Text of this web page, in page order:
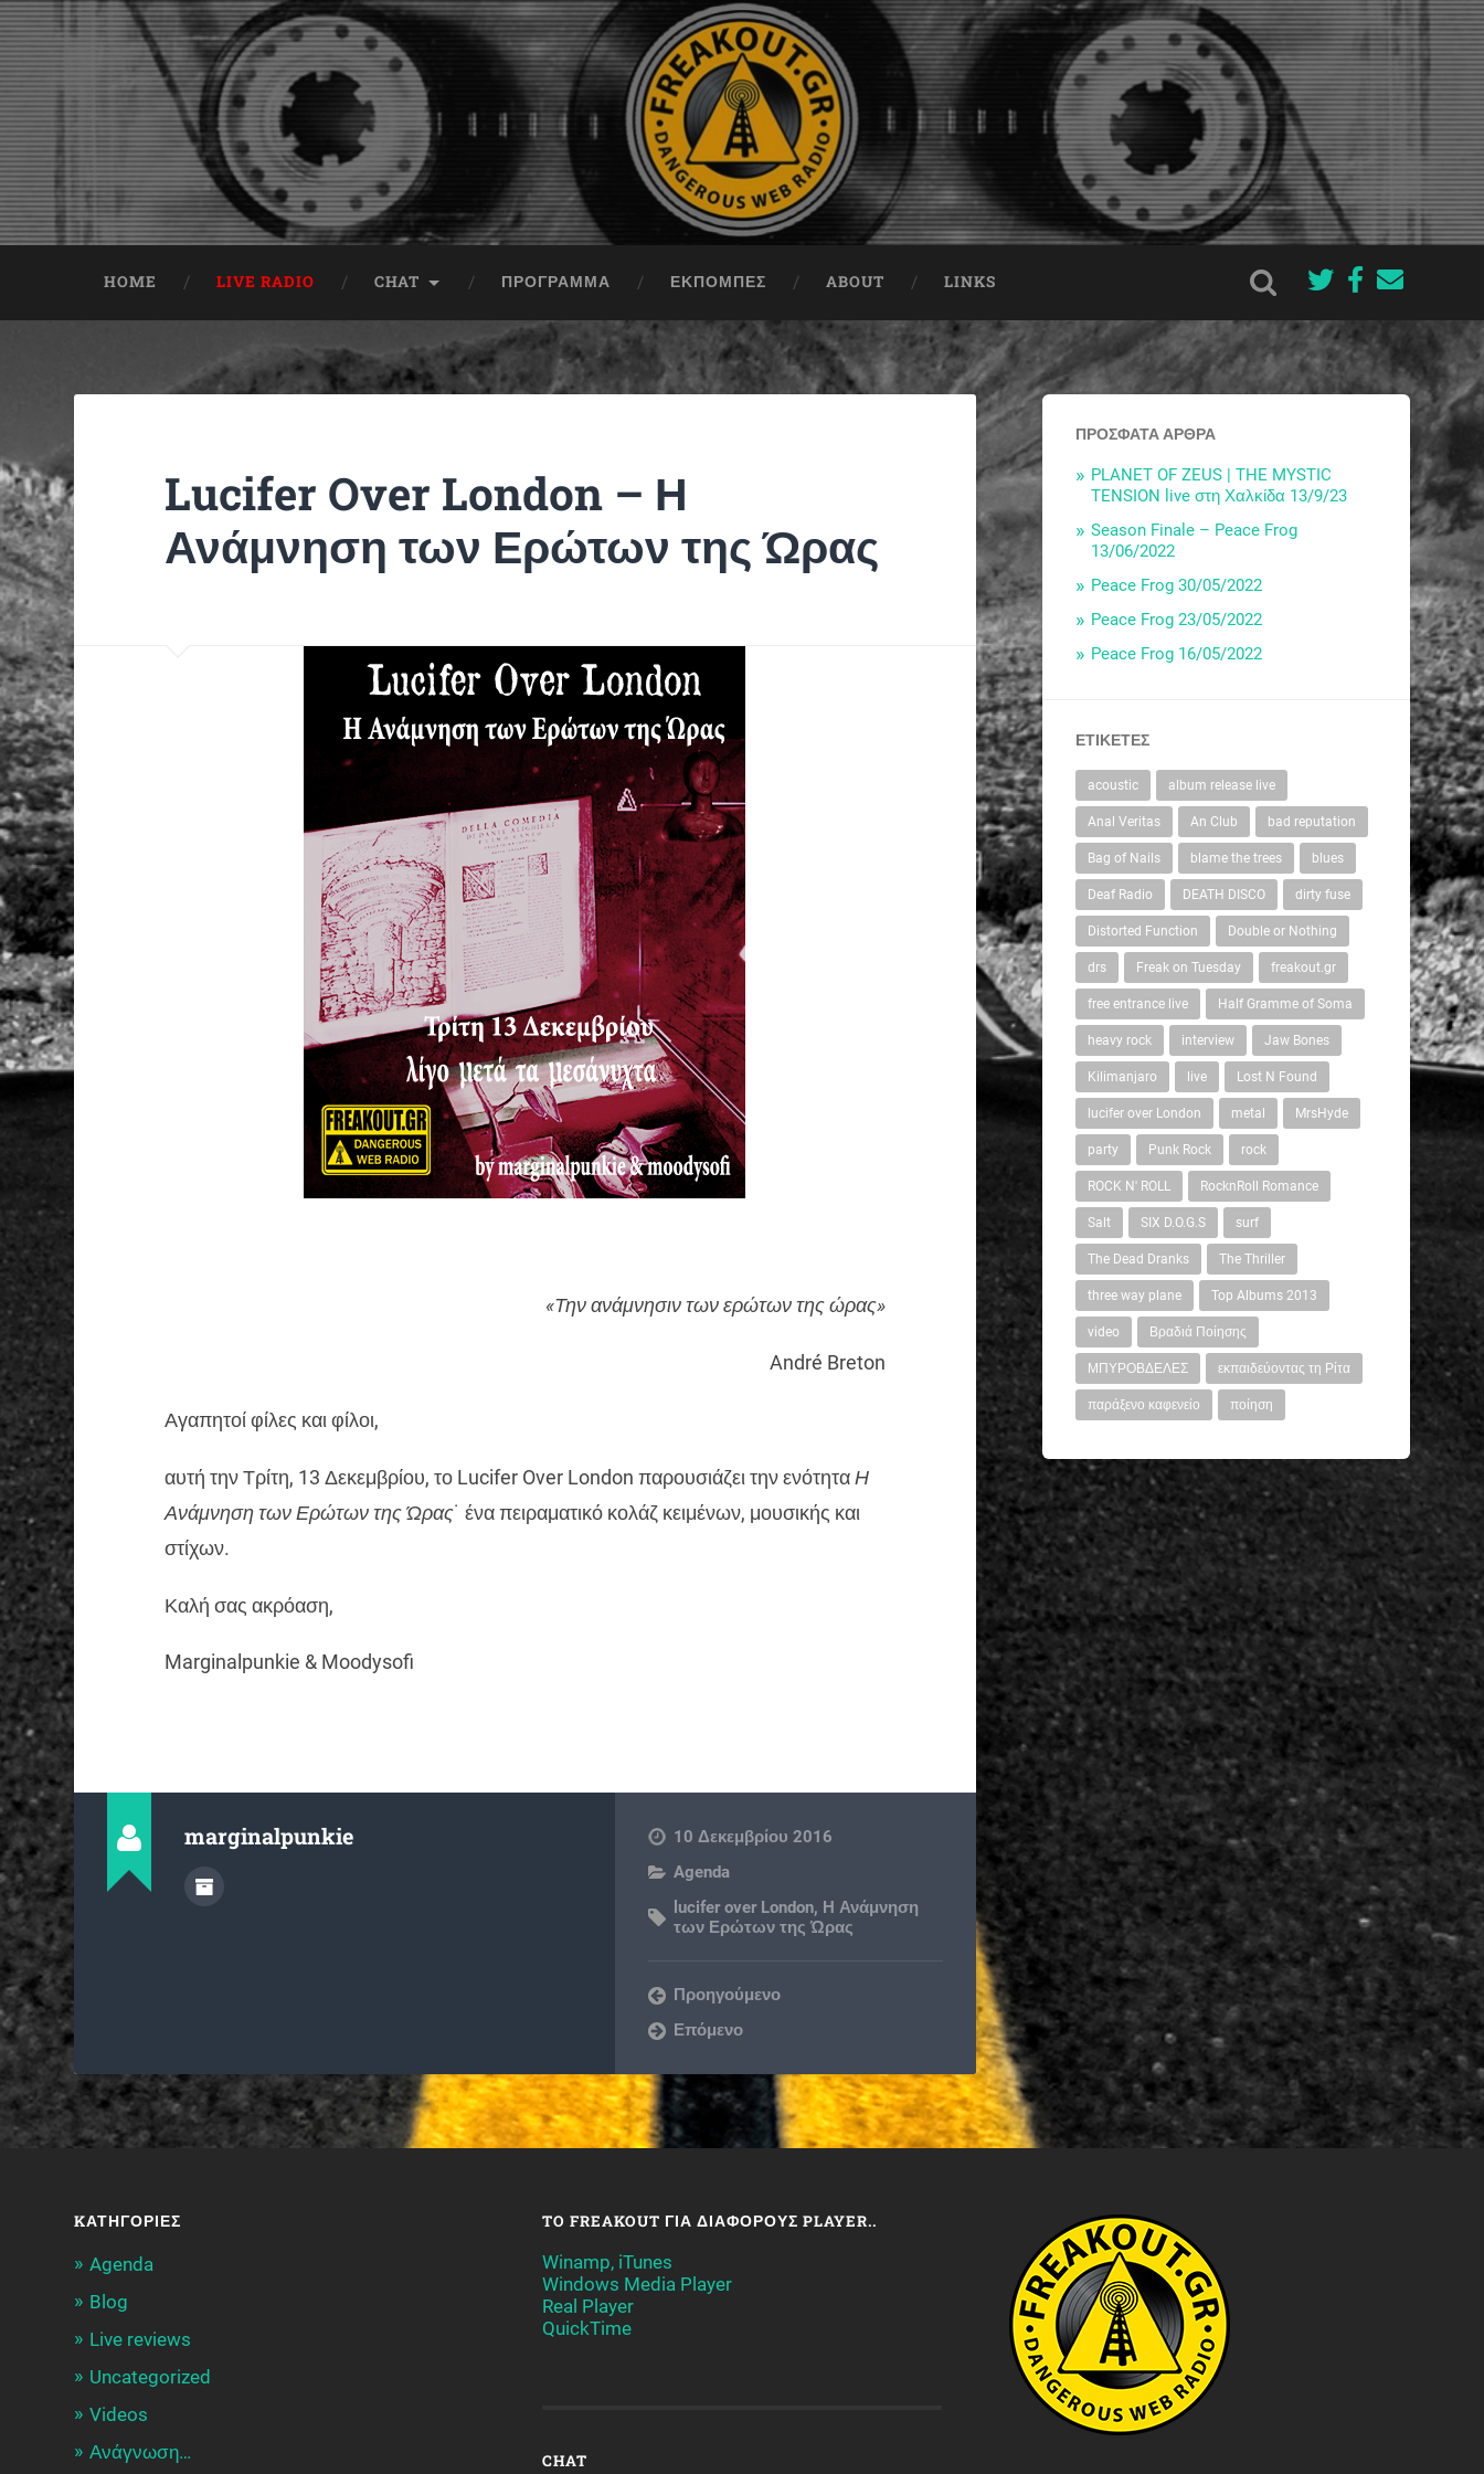
HOME LIVE RADIO CHAT ΠΡΟΓΡΑΜΜΑ ΕΚΠΟΜΠΈΣ ABOUT LINKS
Lucifer Over London – Η
Ανάμνηση των Ερώτων της Ώρας
«Την ανάμνησιν των ερώτων της ώρας»
André Breton
Αγαπητοί φίλες και φίλοι,
αυτή την Τρίτη, 13 Δεκεμβρίου, το Lucifer Over London παρουσιάζει την ενότηταΗ
Ανάμνηση των Ερώτων της Ώρας˙ ένα πειραματικό κολάζ κειμένων, μουσικής και
στίχων.
Καλή σας ακρόαση,
Marginalpunkie & Moodysofi
marginalpunkie
10 Δεκεμβρίου 2016
Agenda
lucifer over London, Η Ανάμνηση
των Ερώτων της Ώρας
Προηγούμενο
Επόμενο
ΠΡΌΣΦΑΤΑ ΆΡΘΡΑ
PLANET OF ZEUS | THE MYSTIC
TENSION live στη Χαλκίδα 13/9/23
Season Finale – Peace Frog
13/06/2022
Peace Frog 30/05/2022
Peace Frog 23/05/2022
Peace Frog 16/05/2022
ΕΤΙΚΈΤΕΣ
acoustic album release live
Anal Veritas An Club bad reputation
Bag of Nails blame the trees blues
Deaf Radio DEATH DISCO dirty fuse
Distorted Function Double or Nothing
drs Freak on Tuesday freakout.gr
free entrance live Half Gramme of Soma
heavy rock interview Jaw Bones
Kilimanjaro live Lost N Found
lucifer over London metal MrsHyde
party Punk Rock rock
ROCK N' ROLL RocknRoll Romance
Salt SIX D.O.G.S surf
The Dead Dranks The Thriller
three way plane Top Albums 2013
video Βραδιά Ποίησης
ΜΠΥΡΟΒΔΕΛΕΣ εκπαιδεύοντας τη Ρίτα
παράξενο καφενείο ποίηση
KΑΤΗΓΟΡΊΕΣ
Agenda
Blog
Live reviews
Uncategorized
Videos
Ανάγνωση…
TO FREAKOUT ΓΙΑ ΔΙΆΦΟΡΟΥΣ PLAYER..
Winamp, iTunes
Windows Media Player
Real Player
QuickTime
CHAT